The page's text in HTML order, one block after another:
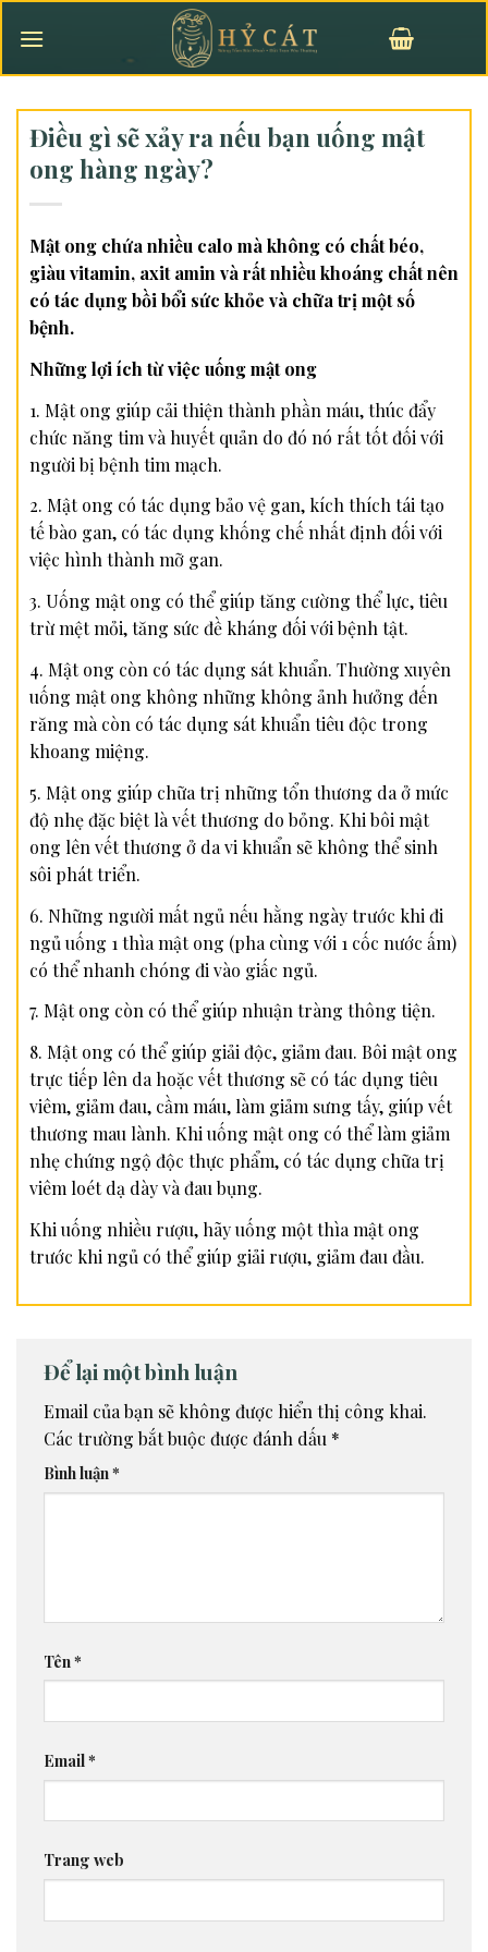
Điều gì sẽ xảy ra nếu bạn uống mật
ong hàng ngày?
Mật ong chứa nhiều calo mà không có chất béo,
giàu vitamin, axit amin và rất nhiều khoáng chất nên
có tác dụng bồi bổi sức khỏe và chữa trị một số
bệnh.
Những lợi ích từ việc uống mật ong
1. Mật ong giúp cải thiện thành phần máu, thúc đẩy
chức năng tim và huyết quản do đó nó rất tốt đối với
người bị bệnh tim mạch.
2. Mật ong có tác dụng bảo vệ gan, kích thích tái tạo
tế bào gan, có tác dụng khống chế nhất định đối với
việc hình thành mỡ gan.
3. Uống mật ong có thể giúp tăng cường thể lực, tiêu
trừ mệt mỏi, tăng sức đề kháng đối với bệnh tật.
4. Mật ong còn có tác dụng sát khuẩn. Thường xuyên
uống mật ong không những không ảnh hưởng đến
răng mà còn có tác dụng sát khuẩn tiêu độc trong
khoang miệng.
5. Mật ong giúp chữa trị những tổn thương da ở mức
độ nhẹ đặc biệt là vết thương do bỏng. Khi bôi mật
ong lên vết thương ở da vi khuẩn sẽ không thể sinh
sôi phát triển.
6. Những người mất ngủ nếu hằng ngày trước khi đi
ngủ uống 1 thìa mật ong (pha cùng với 1 cốc nước ấm)
có thể nhanh chóng đi vào giấc ngủ.
7. Mật ong còn có thể giúp nhuận tràng thông tiện.
8. Mật ong có thể giúp giải độc, giảm đau. Bôi mật ong
trực tiếp lên da hoặc vết thương sẽ có tác dụng tiêu
viêm, giảm đau, cầm máu, làm giảm sưng tấy, giúp vết
thương mau lành. Khi uống mật ong có thể làm giảm
nhẹ chứng ngộ độc thực phẩm, có tác dụng chữa trị
viêm loét dạ dày và đau bụng.
Khi uống nhiều rượu, hãy uống một thìa mật ong
trước khi ngủ có thể giúp giải rượu, giảm đau đầu.
Để lại một bình luận
Email của bạn sẽ không được hiển thị công khai.
Các trường bắt buộc được đánh dấu *
Bình luận*
Tên*
Email*
Trang web